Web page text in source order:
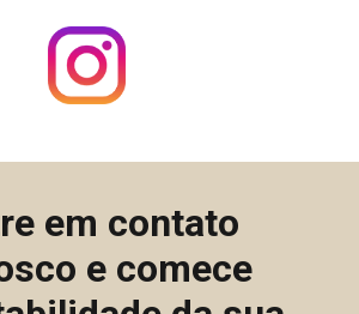
em contato
e comece